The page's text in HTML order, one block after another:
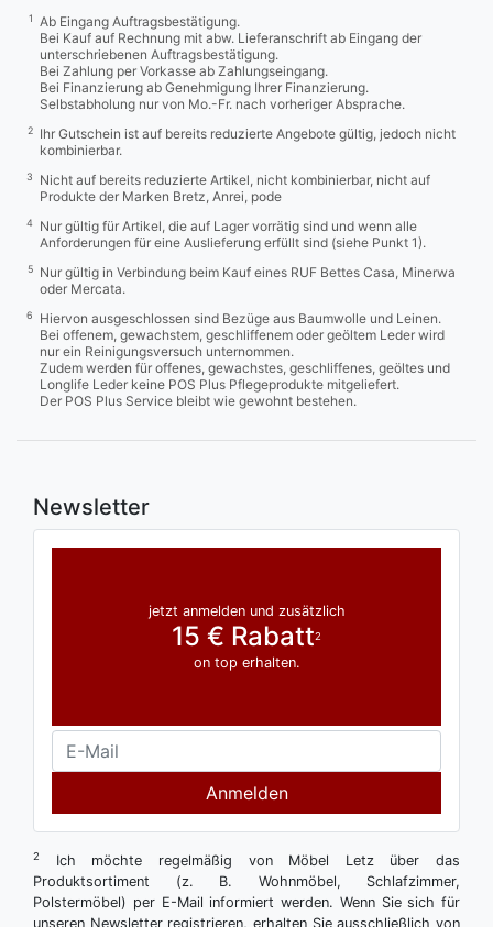
1
Ab Eingang Auftragsbestätigung.
Bei Kauf auf Rechnung mit abw. Lieferanschrift ab Eingang der
unterschriebenen Auftragsbestätigung.
Bei Zahlung per Vorkasse ab Zahlungseingang.
Bei Finanzierung ab Genehmigung Ihrer Finanzierung.
Selbstabholung nur von Mo.-Fr. nach vorheriger Absprache.
2
Ihr Gutschein ist auf bereits reduzierte Angebote gültig, jedoch nicht
kombinierbar.
3
Nicht auf bereits reduzierte Artikel, nicht kombinierbar, nicht auf
Produkte der Marken Bretz, Anrei, pode
4
Nur gültig für Artikel, die auf Lager vorrätig sind und wenn alle
Anforderungen für eine Auslieferung erfüllt sind (siehe Punkt 1).
5
Nur gültig in Verbindung beim Kauf eines RUF Bettes Casa, Minerwa
oder Mercata.
6
Hiervon ausgeschlossen sind Bezüge aus Baumwolle und Leinen.
Bei offenem, gewachstem, geschliffenem oder geöltem Leder wird
nur ein Reinigungsversuch unternommen.
Zudem werden für offenes, gewachstes, geschliffenes, geöltes und
Longlife Leder keine POS Plus Pflegeprodukte mitgeliefert.
Der POS Plus Service bleibt wie gewohnt bestehen.
Newsletter
jetzt anmelden und zusätzlich
15 € Rabatt2
on top erhalten.
Anmelden
2
Ich möchte regelmäßig von Möbel Letz über das
Produktsortiment (z. B. Wohnmöbel, Schlafzimmer,
Polstermöbel) per E-Mail informiert werden. Wenn Sie sich für
unseren Newsletter registrieren, erhalten Sie ausschließlich von